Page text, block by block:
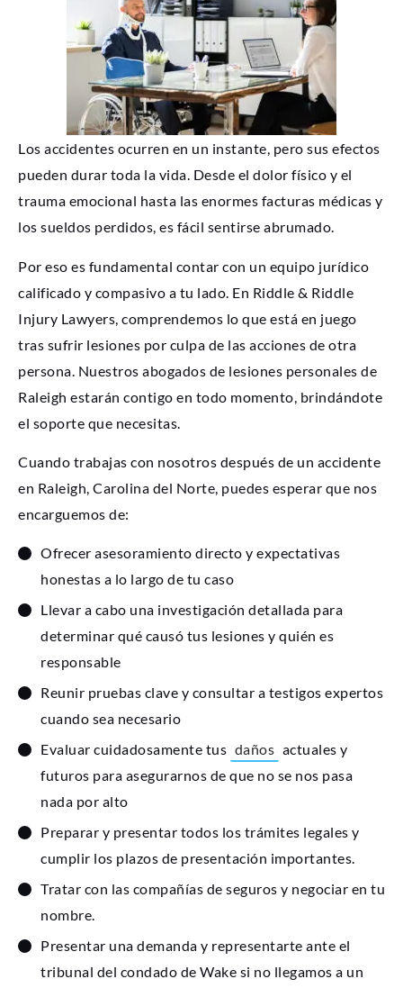
Los accidentes ocurren en un instante, pero sus efectos
pueden durar toda la vida. Desde el dolor físico y el
trauma emocional hasta las enormes facturas médicas y
los sueldos perdidos, es fácil sentirse abrumado.
Por eso es fundamental contar con un equipo jurídico
calificado y compasivo a tu lado. En Riddle & Riddle
Injury Lawyers, comprendemos lo que está en juego
tras sufrir lesiones por culpa de las acciones de otra
persona. Nuestros abogados de lesiones personales de
Raleigh estarán contigo en todo momento, brindándote
el soporte que necesitas.
Cuando trabajas con nosotros después de un accidente
en Raleigh, Carolina del Norte, puedes esperar que nos
encarguemos de:
Ofrecer asesoramiento directo y expectativas
honestas a lo largo de tu caso
Llevar a cabo una investigación detallada para
determinar qué causó tus lesiones y quién es
responsable
Reunir pruebas clave y consultar a testigos expertos
cuando sea necesario
Evaluar cuidadosamente tus daños actuales y
futuros para asegurarnos de que no se nos pasa
nada por alto
Preparar y presentar todos los trámites legales y
cumplir los plazos de presentación importantes.
Tratar con las compañías de seguros y negociar en tu
nombre.
Presentar una demanda y representarte ante el
tribunal del condado de Wake si no llegamos a un